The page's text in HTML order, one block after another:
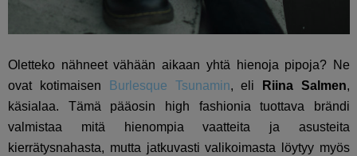
Oletteko nähneet vähään aikaan yhtä hienoja pipoja? Ne
ovat kotimaisen
Burlesque Tsunamin, eli Riina Salmen,
käsialaa. Tämä pääosin high fashionia tuottava brändi
valmistaa mitä hienompia vaatteita ja asusteita
kierrätysnahasta, mutta jatkuvasti valikoimasta löytyy myös